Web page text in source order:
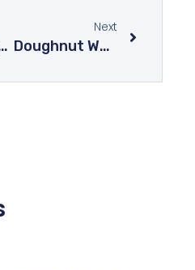
— Choose The Right Nail Color
Next
Doughnut Worry – You Can Get This Delicious Doughnut Within 24 Hours